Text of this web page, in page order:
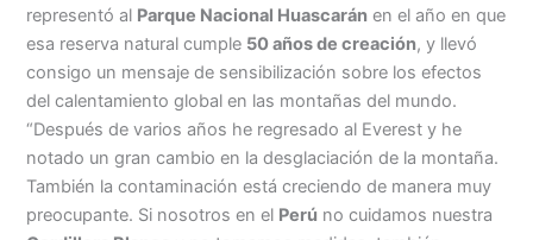
representó al Parque Nacional Huascarán en el año en que
esa reserva natural cumple 50 años de creación, y llevó
consigo un mensaje de sensibilización sobre los efectos
del calentamiento global en las montañas del mundo.
“Después de varios años he regresado al Everest y he
notado un gran cambio en la desglaciación de la montaña.
También la contaminación está creciendo de manera muy
preocupante. Si nosotros en el Perú no cuidamos nuestra